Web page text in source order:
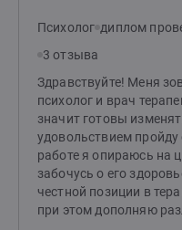
Психолог диплом
3 отзыва
Здравствуйте! Меня
психолог и врач
значит готовы
удовольствием пройду
работе я опираюсь на
забочусь о его
честной позиции в
при этом дополняю